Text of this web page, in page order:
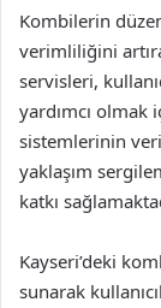
Kombilerin
verimliliğini
servisleri,
yardımcı olmak
sistemlerinin
yaklaşım
katkı
Kayseri’deki
sunarak